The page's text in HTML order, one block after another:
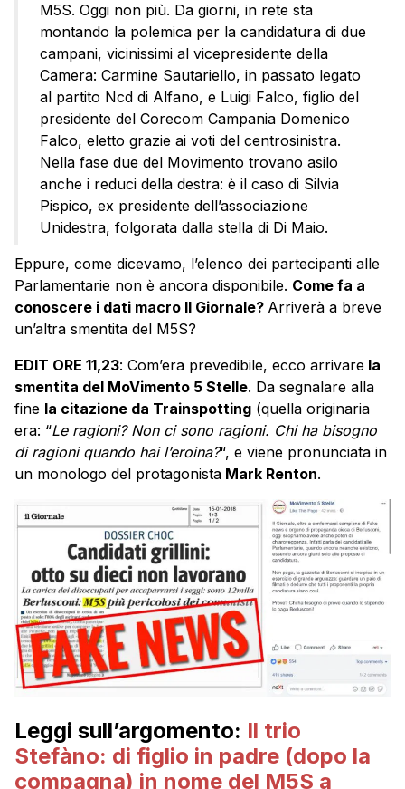
M5S. Oggi non più. Da giorni, in rete sta
montando la polemica per la candidatura di due
campani, vicinissimi al vicepresidente della
Camera: Carmine Sautariello, in passato legato
al partito Ncd di Alfano, e Luigi Falco, figlio del
presidente del Corecom Campania Domenico
Falco, eletto grazie ai voti del centrosinistra.
Nella fase due del Movimento trovano asilo
anche i reduci della destra: è il caso di Silvia
Pispico, ex presidente dell’associazione
Unidestra, folgorata dalla stella di Di Maio.
Eppure, come dicevamo, l’elenco dei partecipanti alle
Parlamentarie non è ancora disponibile. Come fa a
conoscere i dati macro Il Giornale? Arriverà a breve
un’altra smentita del M5S?
EDIT ORE 11,23: Com’era prevedibile, ecco arrivare la
smentita del MoVimento 5 Stelle. Da segnalare alla
fine la citazione da Trainspotting (quella originaria
era: “Le ragioni? Non ci sono ragioni. Chi ha bisogno
di ragioni quando hai l’eroina?“, e viene pronunciata in
un monologo del protagonista Mark Renton.
Leggi sull’argomento: Il trio
Stefàno: di figlio in padre (dopo la
compagna) in nome del M5S a